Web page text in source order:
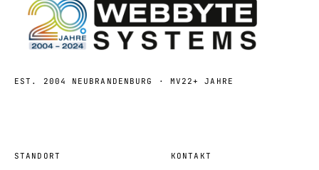
EST. 2004 NEUBRANDENBURG · MV 22+ JAHRE
STANDORT KONTAKT